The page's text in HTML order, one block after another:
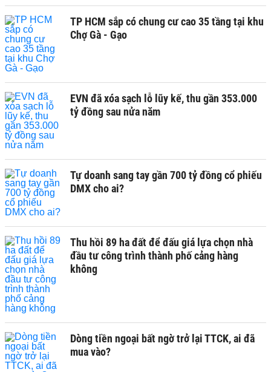
TP HCM sắp có chung cư cao 35 tầng tại khu
Chợ Gà - Gạo
EVN đã xóa sạch lỗ lũy kế, thu gần 353.000
tỷ đồng sau nửa năm
Tự doanh sang tay gần 700 tỷ đồng cổ phiếu
DMX cho ai?
Thu hồi 89 ha đất để đấu giá lựa chọn nhà
đầu tư công trình thành phố cảng hàng
không
Dòng tiền ngoại bất ngờ trở lại TTCK, ai đã
mua vào?